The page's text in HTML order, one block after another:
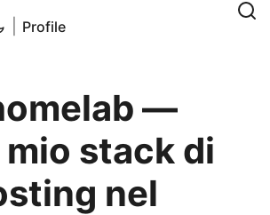
Profile
—
stack di
nel